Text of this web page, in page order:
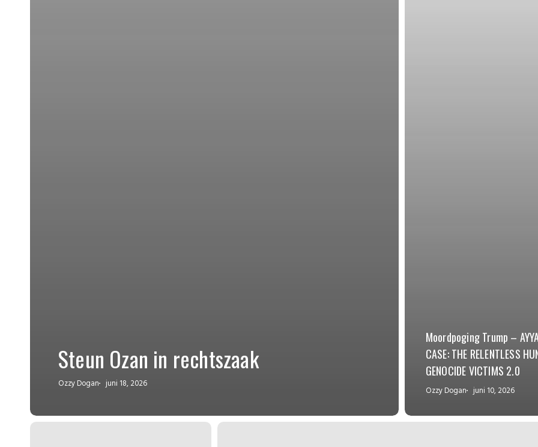
Steun Ozan in rechtszaak
Ozzy Dogan juni 18, 2026
Moordpoging Trump –
CASE: THE RELENTLESS
GENOCIDE VICTIMS 2.0
Ozzy Dogan juni 10, 2026